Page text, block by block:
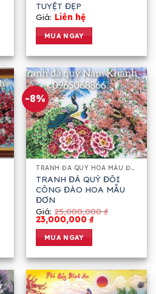
TUYỆT ĐẸP
Giá: Liên hệ
MUA NGAY
-8%
TRANH ĐÁ QUÝ HOA MẪU ĐƠN 3D
TRANH ĐÁ QUÝ ĐÔI
CÔNG ĐÀO HOA MẪU
ĐƠN
Giá: 25,000,000₫
23,000,000₫
MUA NGAY